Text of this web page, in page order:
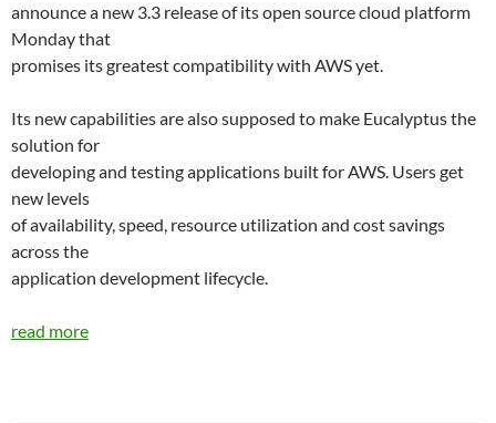
announce a new 3.3 release of its open source cloud platform
Monday that
promises its greatest compatibility with AWS yet.
Its new capabilities are also supposed to make Eucalyptus the
solution for
developing and testing applications built for AWS. Users get
new levels
of availability, speed, resource utilization and cost savings
across the
application development lifecycle.
read more